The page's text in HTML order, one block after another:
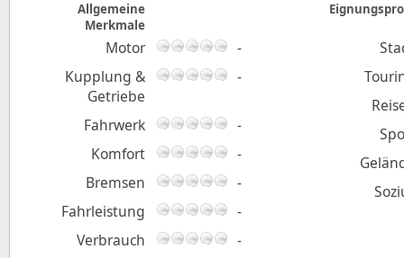
Allgemeine
Merkmale
Motor
-
Kupplung &
Getriebe
-
Fahrwerk
-
Komfort
-
Bremsen
-
Fahrleistung
-
Verbrauch
-